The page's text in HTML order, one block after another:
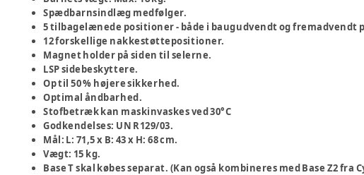
Spædbarnsindlæg medfølger.
5 tilbagelænede positioner - både i baugudvendt og fremadvendt
12 forskellige nakkestøttepositioner.
Magnet holder på siden til selerne.
LSP sidebeskyttere.
Op til 50 % højere sikkerhed.
Optimal åndbarhed.
Stofbetræk kan maskinvaskes ved 30°C
Godkendelses: UN R129/03.
Mål: L: 71,5 x B: 43 x H: 68 cm.
Vægt: 15 kg.
Base T skal købes separat. (Kan også kombineres med Base Z2 fra